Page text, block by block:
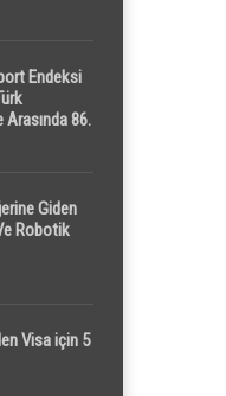
Endeksi
86.
Giden
Robotik
Visa için 5